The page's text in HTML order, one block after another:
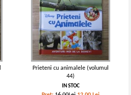
Prieteni cu animalele (volumul
44)
IN STOC